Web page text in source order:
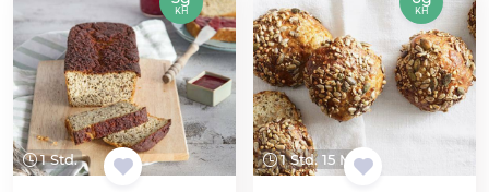
1 Std.
KH
1 Std. 15 Min.
KH